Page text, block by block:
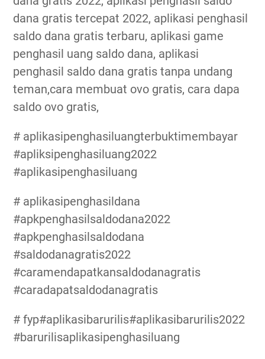
dana gratis tercepat 2022, aplikasi penghasil
saldo dana gratis terbaru, aplikasi game
penghasil uang saldo dana, aplikasi
penghasil saldo dana gratis tanpa undang
teman,cara membuat ovo gratis, cara dapa
saldo ovo gratis,
# aplikasipenghasiluangterbuktimembayar
#apliksipenghasiluang2022
#aplikasipenghasiluang
# aplikasipenghasildana
#apkpenghasilsaldodana2022
#apkpenghasilsaldodana
#saldodanagratis2022
#caramendapatkansaldodanagratis
#caradapatsaldodanagratis
# fyp#aplikasibarurilis#aplikasibarurilis2022
#barurilisaplikasipenghasiluang